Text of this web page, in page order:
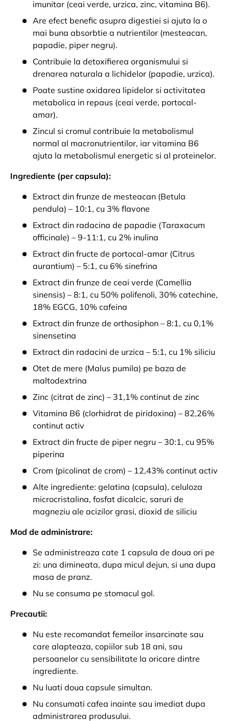
imunitar (ceai verde, urzica, zinc, vitamina B6).
Are efect benefic asupra digestiei si ajuta la o
mai buna absorbtie a nutrientilor (mesteacan,
papadie, piper negru).
Contribuie la detoxifierea organismului si
drenarea naturala a lichidelor (papadie, urzica).
Poate sustine oxidarea lipidelor si activitatea
metabolica in repaus (ceai verde, portocal-
amar).
Zincul si cromul contribuie la metabolismul
normal al macronutrientilor, iar vitamina B6
ajuta la metabolismul energetic si al proteinelor.
Ingrediente (per capsula):
Extract din frunze de mesteacan (Betula
pendula) – 10:1, cu 3% flavone
Extract din radacina de papadie (Taraxacum
officinale) – 9-11:1, cu 2% inulina
Extract din fructe de portocal-amar (Citrus
aurantium) – 5:1, cu 6% sinefrina
Extract din frunze de ceai verde (Camellia
sinensis) – 8:1, cu 50% polifenoli, 30% catechine,
18% EGCG, 10% cafeina
Extract din frunze de orthosiphon – 8:1, cu 0,1%
sinensetina
Extract din radacini de urzica – 5:1, cu 1% siliciu
Otet de mere (Malus pumila) pe baza de
maltodextrina
Zinc (citrat de zinc) – 31,1% continut de zinc
Vitamina B6 (clorhidrat de piridoxina) – 82,26%
continut activ
Extract din fructe de piper negru – 30:1, cu 95%
piperina
Crom (picolinat de crom) – 12,43% continut activ
Alte ingrediente: gelatina (capsula), celuloza
microcristalina, fosfat dicalcic, saruri de
magneziu ale acizilor grasi, dioxid de siliciu
Mod de administrare:
Se administreaza cate 1 capsula de doua ori pe
zi: una dimineata, dupa micul dejun, si una dupa
masa de pranz.
Nu se consuma pe stomacul gol.
Precautii:
Nu este recomandat femeilor insarcinate sau
care alapteaza, copiilor sub 18 ani, sau
persoanelor cu sensibilitate la oricare dintre
ingrediente.
Nu luati doua capsule simultan.
Nu consumati cafea inainte sau imediat dupa
administrarea produsului.